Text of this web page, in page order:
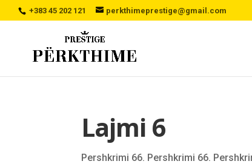
+383 45 202 121 perkthimeprestige@gmail.com
Lajmi 6
Pershkrimi 66. Pershkrimi 66.